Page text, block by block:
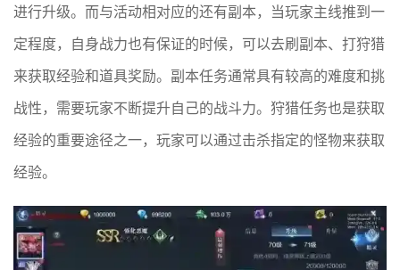
进行升级。而与活动相对应的还有副本，当玩家主线推到一
定程度，自身战力也有保证的时候，可以去刷副本、打狩猎
来获取经验和道具奖励。副本任务通常具有较高的难度和挑
战性，需要玩家不断提升自己的战斗力。狩猎任务也是获取
经验的重要途径之一，玩家可以通过击杀指定的怪物来获取
经验。